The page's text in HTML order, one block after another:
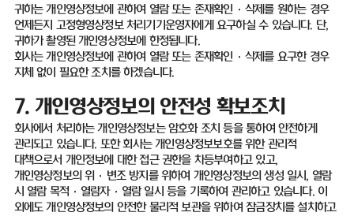
귀하는 개인영상정보에 관하여 열람 또는 존재확인 · 삭제를 원하는 경우
언제든지 고정형영상정보 처리기기운영자에게 요구하실 수 있습니다. 단,
귀하가 촬영된 개인영상정보에 한정됩니다.
회사는 개인영상정보에 관하여 열람 또는 존재확인 · 삭제를 요구한 경우
지체 없이 필요한 조치를 하겠습니다.
7. 개인영상정보의 안전성 확보조치
회사에서 처리하는 개인영상정보는 암호화 조치 등을 통하여 안전하게
관리되고 있습니다. 또한 회사는 개인영상정보보호를 위한 관리적
대책으로서 개인정보에 대한 접근 권한을 차등부여하고 있고,
개인영상정보의 위 · 변조 방지를 위하여 개인영상정보의 생성 일시 , 열람
시 열람 목적·열람자·열람 일시 등을 기록하여 관리하고 있습니다. 이
외에도 개인영상정보의 안전한 물리적 보관을 위하여 잠금장치를 설치하고